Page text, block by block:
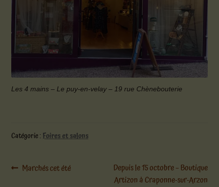
Les 4 mains – Le puy-en-velay – 19 rue Chènebouterie
Catégorie : Foires et salons
Navigation
Article
Marchés cet été
Article
suivant :
Depuis le 15 octobre – Boutique
Artizon à Craponne-sur-Arzon